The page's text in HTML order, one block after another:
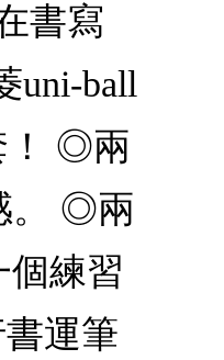
書寫
uni-ball
！ ◎兩
。 ◎兩
練習
運筆